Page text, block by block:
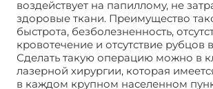
воздействует на папиллому, не
здоровые ткани. Преимущество
быстрота, безболезненность,
кровотечение и отсутствие рубцов
Сделать такую операцию можно в
лазерной хирургии, которая
в каждом крупном населенном